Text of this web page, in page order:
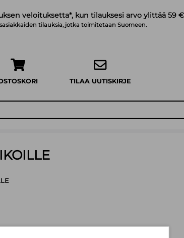
veloituksetta*, kun tilauksesi arvo ylittää 59
tilauksia, jotka toimitetaan Suomeen.
TILAA UUTISKIRJE